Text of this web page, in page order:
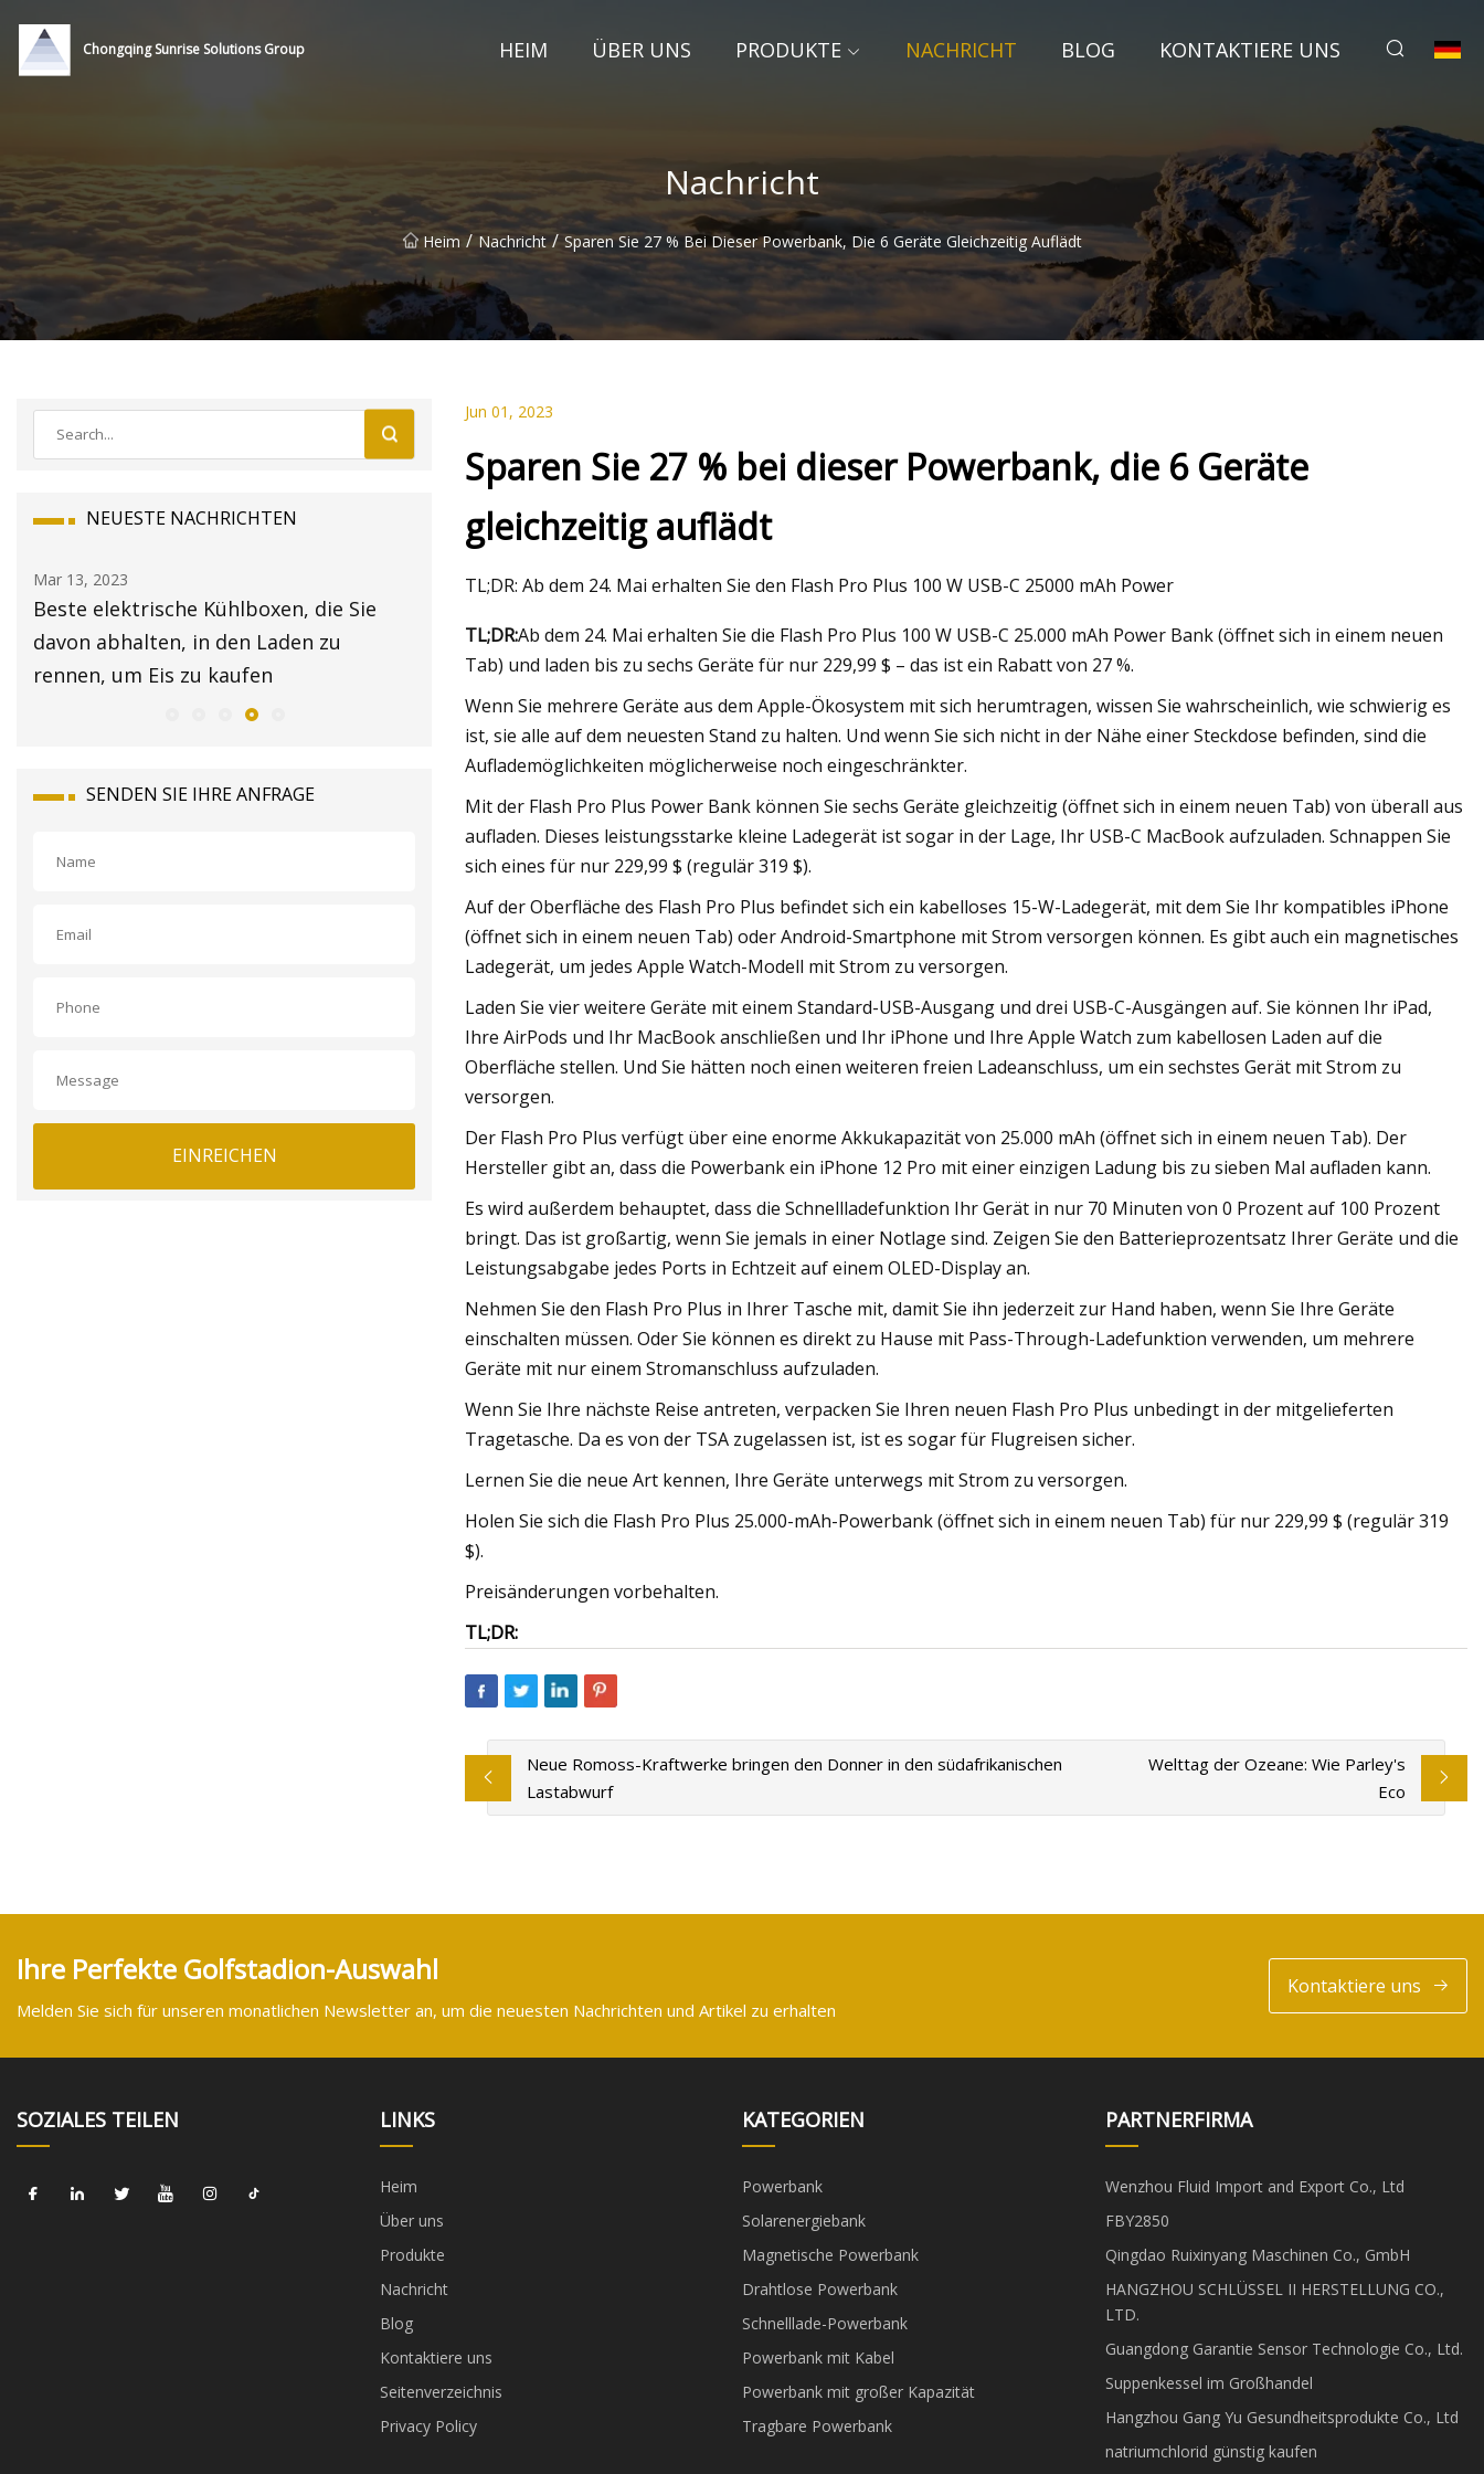
Chongqing Sunrise Solutions Group HEIM ÜBER UNS PRODUKTE NACHRICHT BLOG KONTAKTIERE UNS
Nachricht
Heim / Nachricht / Sparen Sie 27 % Bei Dieser Powerbank, Die 6 Geräte Gleichzeitig Auflädt
NEUESTE NACHRICHTEN
Mar 13, 2023
Beste elektrische Kühlboxen, die Sie
davon abhalten, in den Laden zu
rennen, um Eis zu kaufen
Mar 15, 2023
Zentralbank mit „Pause“, dann „Un
Mar 07, 2023
Verbraucherfinanzierung
SENDEN SIE IHRE ANFRAGE
EINREICHEN
Jun 01, 2023
Sparen Sie 27 % bei dieser Powerbank, die 6 Geräte
gleichzeitig auflädt
TL;DR: Ab dem 24. Mai erhalten Sie den Flash Pro Plus 100 W USB-C 25000 mAh Power
TL;DR:Ab dem 24. Mai erhalten Sie die Flash Pro Plus 100 W USB-C 25.000 mAh Power Bank (öffnet sich in einem neuen
Tab) und laden bis zu sechs Geräte für nur 229,99 $ – das ist ein Rabatt von 27 %.
Wenn Sie mehrere Geräte aus dem Apple-Ökosystem mit sich herumtragen, wissen Sie wahrscheinlich, wie schwierig es
ist, sie alle auf dem neuesten Stand zu halten. Und wenn Sie sich nicht in der Nähe einer Steckdose befinden, sind die
Auflademöglichkeiten möglicherweise noch eingeschränkter.
Mit der Flash Pro Plus Power Bank können Sie sechs Geräte gleichzeitig (öffnet sich in einem neuen Tab) von überall aus
aufladen. Dieses leistungsstarke kleine Ladegerät ist sogar in der Lage, Ihr USB-C MacBook aufzuladen. Schnappen Sie
sich eines für nur 229,99 $ (regulär 319 $).
Auf der Oberfläche des Flash Pro Plus befindet sich ein kabelloses 15-W-Ladegerät, mit dem Sie Ihr kompatibles iPhone
(öffnet sich in einem neuen Tab) oder Android-Smartphone mit Strom versorgen können. Es gibt auch ein magnetisches
Ladegerät, um jedes Apple Watch-Modell mit Strom zu versorgen.
Laden Sie vier weitere Geräte mit einem Standard-USB-Ausgang und drei USB-C-Ausgängen auf. Sie können Ihr iPad,
Ihre AirPods und Ihr MacBook anschließen und Ihr iPhone und Ihre Apple Watch zum kabellosen Laden auf die
Oberfläche stellen. Und Sie hätten noch einen weiteren freien Ladeanschluss, um ein sechstes Gerät mit Strom zu
versorgen.
Der Flash Pro Plus verfügt über eine enorme Akkukapazität von 25.000 mAh (öffnet sich in einem neuen Tab). Der
Hersteller gibt an, dass die Powerbank ein iPhone 12 Pro mit einer einzigen Ladung bis zu sieben Mal aufladen kann.
Es wird außerdem behauptet, dass die Schnellladefunktion Ihr Gerät in nur 70 Minuten von 0 Prozent auf 100 Prozent
bringt. Das ist großartig, wenn Sie jemals in einer Notlage sind. Zeigen Sie den Batterieprozentsatz Ihrer Geräte und die
Leistungsabgabe jedes Ports in Echtzeit auf einem OLED-Display an.
Nehmen Sie den Flash Pro Plus in Ihrer Tasche mit, damit Sie ihn jederzeit zur Hand haben, wenn Sie Ihre Geräte
einschalten müssen. Oder Sie können es direkt zu Hause mit Pass-Through-Ladefunktion verwenden, um mehrere
Geräte mit nur einem Stromanschluss aufzuladen.
Wenn Sie Ihre nächste Reise antreten, verpacken Sie Ihren neuen Flash Pro Plus unbedingt in der mitgelieferten
Tragetasche. Da es von der TSA zugelassen ist, ist es sogar für Flugreisen sicher.
Lernen Sie die neue Art kennen, Ihre Geräte unterwegs mit Strom zu versorgen.
Holen Sie sich die Flash Pro Plus 25.000-mAh-Powerbank (öffnet sich in einem neuen Tab) für nur 229,99 $ (regulär 319
$).
Preisänderungen vorbehalten.
TL;DR:
Neue Romoss-Kraftwerke bringen den Donner in den südafrikanischen
Lastabwurf
Welttag der Ozeane: Wie Parley's
Eco
Ihre Perfekte Golfstadion-Auswahl
Melden Sie sich für unseren monatlichen Newsletter an, um die neuesten Nachrichten und Artikel zu erhalten
Kontaktiere uns
SOZIALES TEILEN LINKS
Heim
Über uns
Produkte
Nachricht
Blog
Kontaktiere uns
Seitenverzeichnis
Privacy Policy
KATEGORIEN
Powerbank
Solarenergiebank
Magnetische Powerbank
Drahtlose Powerbank
Schnelllade-Powerbank
Powerbank mit Kabel
Powerbank mit großer Kapazität
Tragbare Powerbank
PARTNERFIRMA
Wenzhou Fluid Import and Export Co., Ltd
FBY2850
Qingdao Ruixinyang Maschinen Co., GmbH
HANGZHOU SCHLÜSSEL II HERSTELLUNG CO.,
LTD.
Guangdong Garantie Sensor Technologie Co., Ltd.
Suppenkessel im Großhandel
Hangzhou Gang Yu Gesundheitsprodukte Co., Ltd
natriumchlorid günstig kaufen